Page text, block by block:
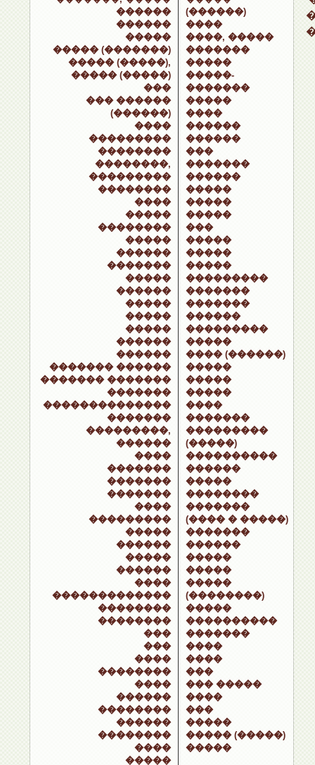
������
������
�����
����� (�������)
����� (�����),
����� (�����)
���
��� ������
(������)
����
���������
��������
��������,
���������
��������
����
�����
��������
�����
������
�������
�����
������
�����
�����
�����
������
������
������� ������
������� �������
�������
��������������
�������
���������,
������
����
�������
�������
�������
����
���������
�����
������
�����
������
����
�������������
��������
��������
���
���
����
��������
����
������
��������
������
��������
����
�����
(������)
����
����, �����
�������
�����
�����-
�������
�����
����
������
������
���
�������
������
�����
�����
�����
���
�����
�����
�����
���������
�������
�������
������
���������
�����
���� (������)
�����
�����
�����
����
�������
���������
(�����)
����������
������
�����
��������
�������
(���� � �����)
�������
������
�����
�����
�����
(��������)
�����
����������
�������
����
����
���
��� �����
����
���
�����
����� (�����)
�����